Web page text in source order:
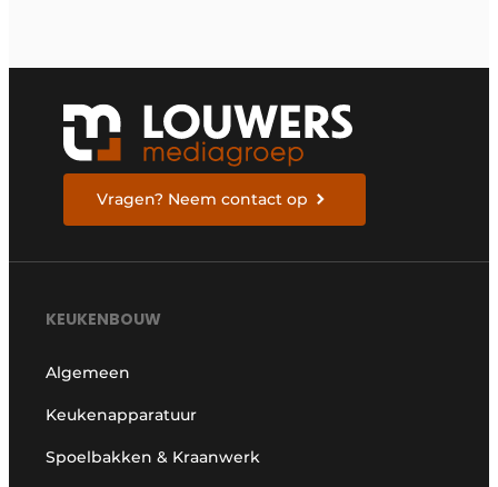
Vragen? Neem contact op
KEUKENBOUW
Algemeen
Keukenapparatuur
Spoelbakken & Kraanwerk